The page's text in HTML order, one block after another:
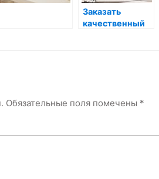
Заказать
качественный
Обязательные поля помечены *